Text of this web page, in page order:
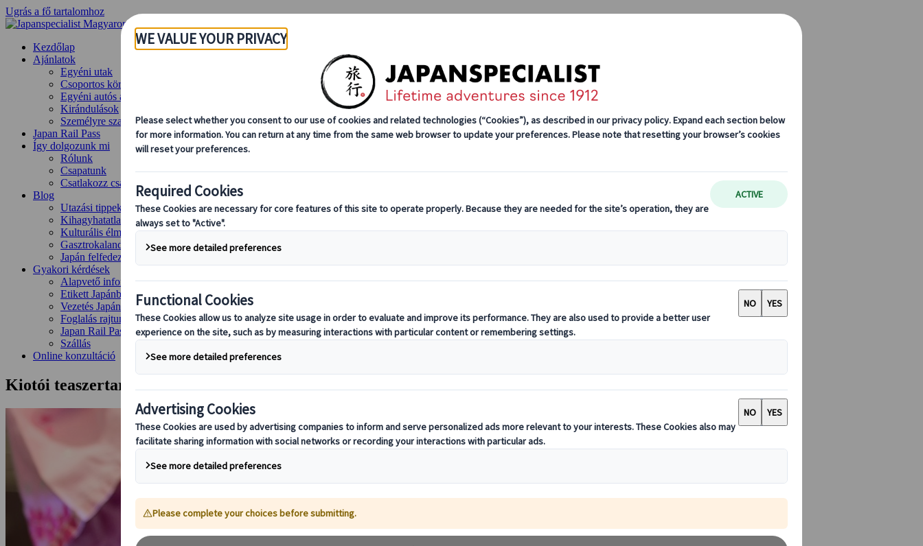
Ugrás a fő tartalomhoz
Kezdőlap
Ajánlatok
Egyéni utak
Csoportos körutazások
Egyéni autós ajánlatok
Kirándulások
Személyre szabott csoportos utazások
Japan Rail Pass
Így dolgozunk mi
Rólunk
Csapatunk
Csatlakozz csapatunkhoz
Blog
Utazási tippek évszakok szerint
Kihagyhatatlan látnivalók
Kulturális élmények
Gasztrokalandok
Japán felfedezése vonattal
Gyakori kérdések
Alapvető információk
Etikett Japánban
Vezetés Japánban
Foglalás rajtunk keresztül
Japan Rail Pass
Szállás
Online konzultáció
Kiotói teaszertartás és kimonó próba